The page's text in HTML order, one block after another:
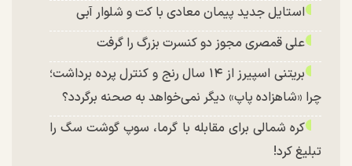
استایل جدید پیمان معادی با کت و شلوار آبی
علی قمصری مجوز دو کنسرت بزرگ را گرفت
بریتنی اسپیرز از ۱۴ سال رنج و کنترل پرده برداشت؛
چرا «شاهزاده پاپ» دیگر نمی‌خواهد به صحنه برگردد؟
کره شمالی برای مقابله با گرما، سوپ گوشت سگ را
تبلیغ کرد!